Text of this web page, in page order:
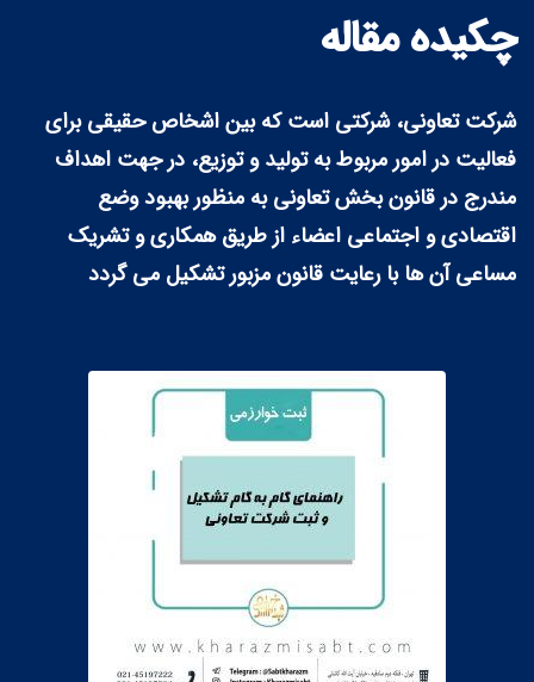
چکیده مقاله
شرکت تعاونی، شرکتی است که بین اشخاص حقیقی برای
فعالیت در امور مربوط به تولید و توزیع، در جهت اهداف
مندرج در قانون بخش تعاونی به منظور بهبود وضع
اقتصادی و اجتماعی اعضاء از طریق همکاری و تشریک
مساعی آن ها با رعایت قانون مزبور تشکیل می گردد